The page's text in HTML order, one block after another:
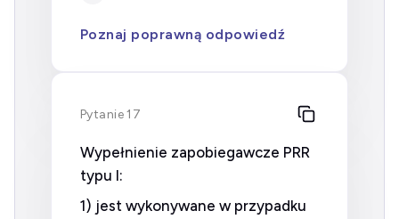
Poznaj poprawną odpowiedź
Pytanie 17
Wypełnienie zapobiegawcze PRR
typu I:
1) jest wykonywane w przypadku